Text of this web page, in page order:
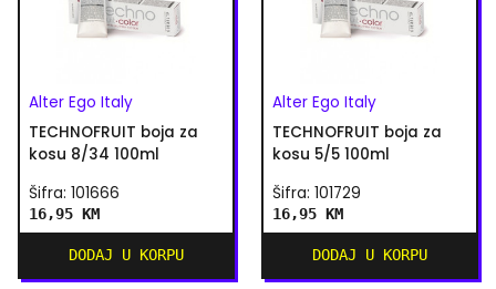
Alter Ego Italy
TECHNOFRUIT boja za
kosu 8/34 100ml
Šifra: 101666
16,95 KM
DODAJ U KORPU
Alter Ego Italy
TECHNOFRUIT boja za
kosu 5/5 100ml
Šifra: 101729
16,95 KM
DODAJ U KORPU